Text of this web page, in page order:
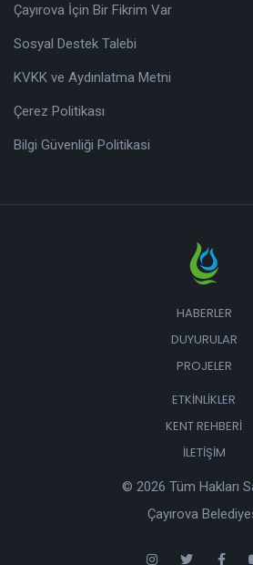
Çayırova İçin Bir Fikrim Var
Sosyal Destek Talebi
KVKK ve Aydınlatma Metni
Çerez Politikası
Bilgi Güvenliği Politikasi
HABERLER
DUYURULAR
PROJELER
ETKINLIKLER
KENT REHBERI
İLETIŞIM
© 2026 Tüm Hakları
Çayırova